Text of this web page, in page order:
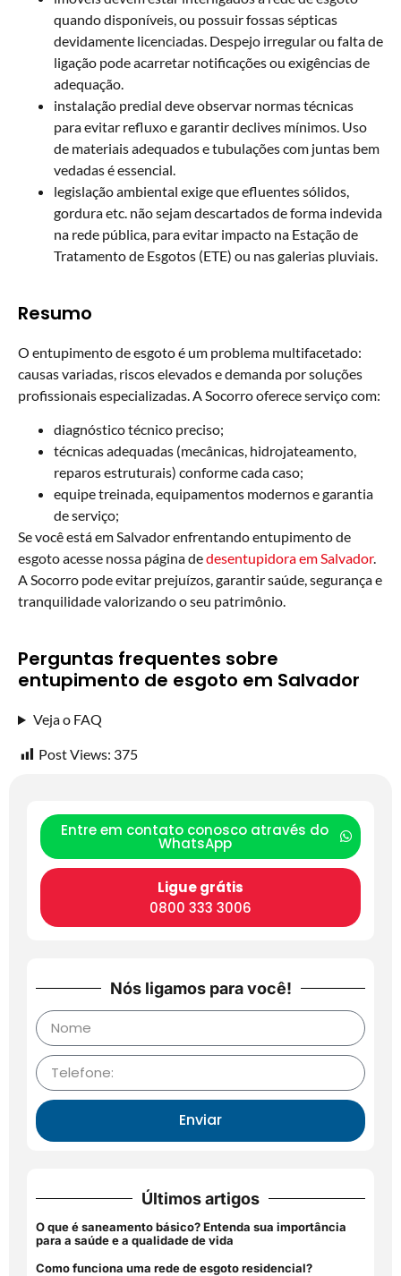
quando disponíveis, ou possuir fossas sépticas
devidamente licenciadas. Despejo irregular ou falta de
ligação pode acarretar notificações ou exigências de
adequação.
instalação predial deve observar normas técnicas
para evitar refluxo e garantir declives mínimos. Uso
de materiais adequados e tubulações com juntas bem
vedadas é essencial.
legislação ambiental exige que efluentes sólidos,
gordura etc. não sejam descartados de forma indevida
na rede pública, para evitar impacto na Estação de
Tratamento de Esgotos (ETE) ou nas galerias pluviais.
Resumo
O entupimento de esgoto é um problema multifacetado:
causas variadas, riscos elevados e demanda por soluções
profissionais especializadas. A Socorro oferece serviço com:
diagnóstico técnico preciso;
técnicas adequadas (mecânicas, hidrojateamento,
reparos estruturais) conforme cada caso;
equipe treinada, equipamentos modernos e garantia
de serviço;
Se você está em Salvador enfrentando entupimento de
esgoto acesse nossa página dedesentupidora em Salvador.
A Socorro pode evitar prejuízos, garantir saúde, segurança e
tranquilidade valorizando o seu patrimônio.
Perguntas frequentes sobre
entupimento de esgoto em Salvador
Veja o FAQ
Post Views: 375
Entre em contato conosco através do
WhatsApp
Ligue grátis
0800 333 3006
Nós ligamos para você!
Enviar
Últimos artigos
O que é saneamento básico? Entenda sua importância
para a saúde e a qualidade de vida
Como funciona uma rede de esgoto residencial?